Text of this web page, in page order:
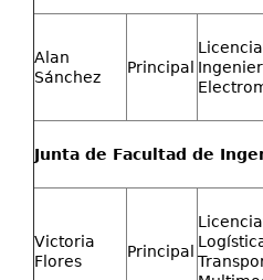
Alan
Sánchez
Principal
Junta de Facultad de
Victoria
Flores
Principal